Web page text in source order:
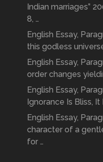
Indian marriages”
8, …
English Essay,
this godless
English Essay,
order changes
English Essay,
Ignorance Is Bliss, It
English Essay,
character of a
for …